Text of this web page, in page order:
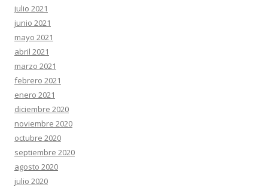
julio 2021
junio 2021
mayo 2021
abril 2021
marzo 2021
febrero 2021
enero 2021
diciembre 2020
noviembre 2020
octubre 2020
septiembre 2020
agosto 2020
julio 2020